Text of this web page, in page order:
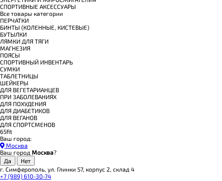
СПОРТИВНЫЕ АКСЕССУАРЫ
Все товары категории
ПЕРЧАТКИ
БИНТЫ (КОЛЕННЫЕ, КИСТЕВЫЕ)
БУТЫЛКИ
ЛЯМКИ ДЛЯ ТЯГИ
МАГНЕЗИЯ
ПОЯСЫ
СПОРТИВНЫЙ ИНВЕНТАРЬ
СУМКИ
ТАБЛЕТНИЦЫ
ШЕЙКЕРЫ
ДЛЯ ВЕГЕТАРИАНЦЕВ
ПРИ ЗАБОЛЕВАНИЯХ
ДЛЯ ПОХУДЕНИЯ
ДЛЯ ДИАБЕТИКОВ
ДЛЯ ВЕГАНОВ
ДЛЯ СПОРТСМЕНОВ
65fit
Ваш город:
Москва
Ваш город Москва?
г. Симферополь, ул. Глинки 57, корпус 2, склад 4
+7 (989) 610-30-74